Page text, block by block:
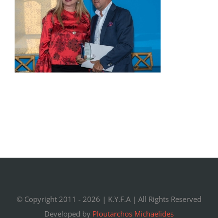
© Copyright 2011 - 2026 | K.Y.F.A| All Rights Reserved
Developed by Ploutarchos Michaelides